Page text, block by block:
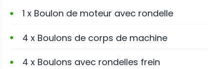
1 x Boulon de moteur avec rondelle
4 x Boulons de corps de machine
4 x Boulons avec rondelles frein